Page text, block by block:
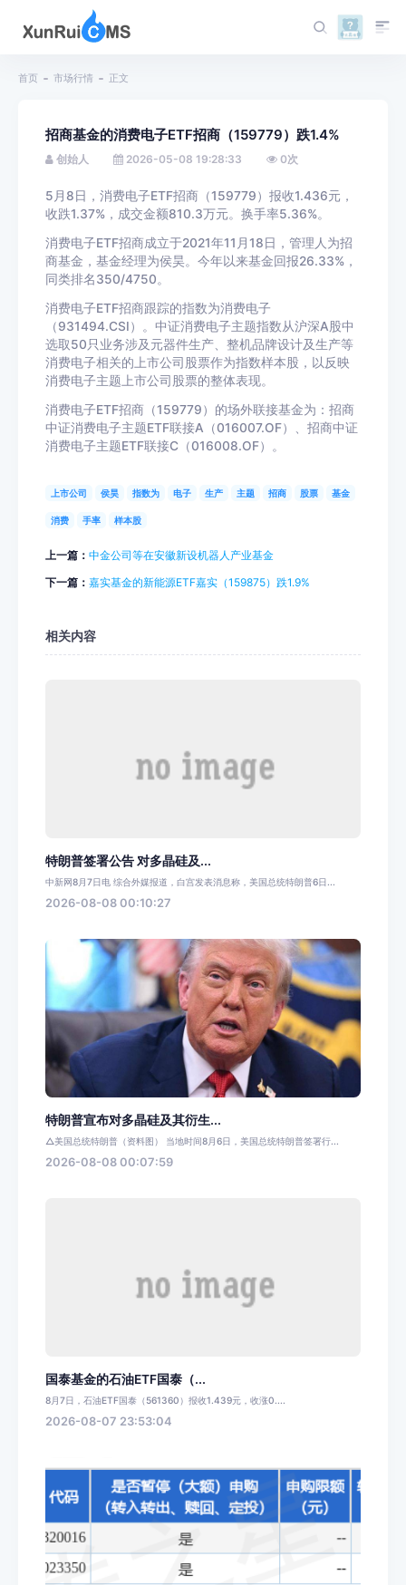
首页 市场行情 正文
招商基金的消费电子ETF招商（159779）跌1.4%
创始人 2026-05-08 19:28:33 0次
5月8日，消费电子ETF招商（159779）报收1.436元，
收跌1.37%，成交金额810.3万元。换手率5.36%。
消费电子ETF招商成立于2021年11月18日，管理人为招
商基金，基金经理为侯昊。今年以来基金回报26.33%，
同类排名350/4750。
消费电子ETF招商跟踪的指数为消费电子
（931494.CSI）。中证消费电子主题指数从沪深A股中
选取50只业务涉及元器件生产、整机品牌设计及生产等
消费电子相关的上市公司股票作为指数样本股，以反映
消费电子主题上市公司股票的整体表现。
消费电子ETF招商（159779）的场外联接基金为：招商
中证消费电子主题ETF联接A（016007.OF）、招商中证
消费电子主题ETF联接C（016008.OF）。
上市公司 侯昊 指数为 电子 生产 主题 招商 股票 基金
消费 手率 样本股
上一篇： 中金公司等在安徽新设机器人产业基金
下一篇： 嘉实基金的新能源ETF嘉实（159875）跌1.9%
相关内容
特朗普签署公告 对多晶硅及...
中新网8月7日电 综合外媒报道，白宫发表消息称，美国总统特朗普6日...
2026-08-08 00:10:27
特朗普宣布对多晶硅及其衍生...
△美国总统特朗普（资料图） 当地时间8月6日，美国总统特朗普签署行...
2026-08-08 00:07:59
国泰基金的石油ETF国泰（...
8月7日，石油ETF国泰（561360）报收1.439元，收涨0....
2026-08-07 23:53:04